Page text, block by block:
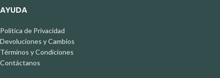
AYUDA
Política de Privacidad
Devoluciones y Cambios
Términos y Condiciones
Contáctanos